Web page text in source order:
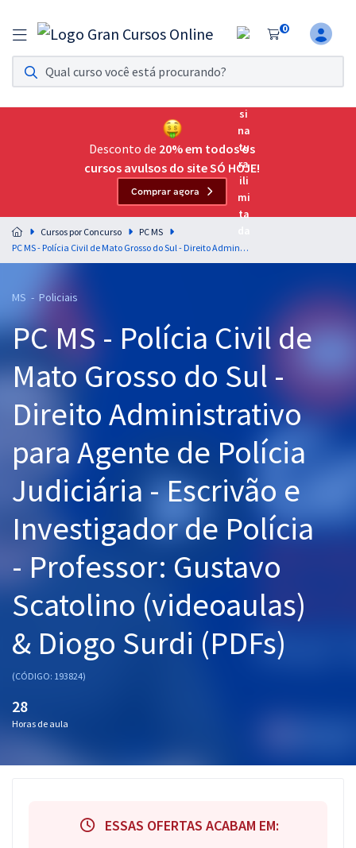
0
Assinatura Ilimitada 11
Acesso a todos os cursos. Teste grátis por 7 dias!
Assinatura OAB Até Passar
Acesso ilimitado a toda preparação para o Exame da
Residências Multiprofissionais
Preparação completa e intensiva para as principais
residências em saúde do Brasil
Cursos 20% OFF
Pós
Graduação
OAB
Mentorias
Questões grátis
Conteúdo gratuito
Aprovados
Atendimento
Desconto de 20% em todos os
cursos avulsos do site SÓ HOJE!
Comprar agora
Cursos por Concurso
PC MS
PC MS - Polícia Civil de Mato Grosso do Sul - Direito Administrativo para Agente de Polícia Judiciária - Escrivão e Investigador de Polícia - Professor: Gustavo Scatolino (videoaulas) & Diogo Surdi (PDFs)
MS - Policiais
PC MS - Polícia Civil de
Mato Grosso do Sul -
Direito Administrativo
para Agente de Polícia
Judiciária - Escrivão e
Investigador de Polícia
- Professor: Gustavo
Scatolino (videoaulas)
& Diogo Surdi (PDFs)
(CÓDIGO: 193824)
28
Horas de aula
ESSAS OFERTAS ACABAM EM: